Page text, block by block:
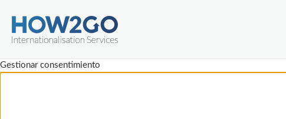
Gestionar consentimiento